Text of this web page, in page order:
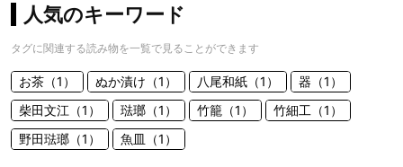
人気のキーワード
タグに関連する読み物を一覧で見ることができます
お茶（1） ぬか漬け（1） 八尾和紙（1）
器（1）
柴田文江（1）
琺瑯（1） 竹籠（1）
竹細工（1）
野田琺瑯（1）
魚皿（1）